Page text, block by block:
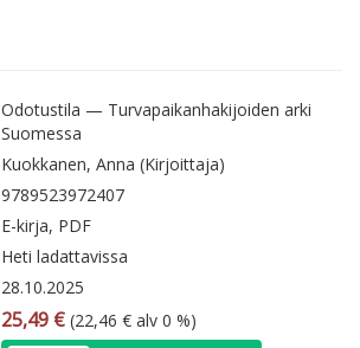
Odotustila — Turvapaikanhakijoiden arki
Suomessa
Kuokkanen, Anna (Kirjoittaja)
9789523972407
E-kirja, PDF
Heti ladattavissa
28.10.2025
25,49 € (22,46 € alv 0 %)